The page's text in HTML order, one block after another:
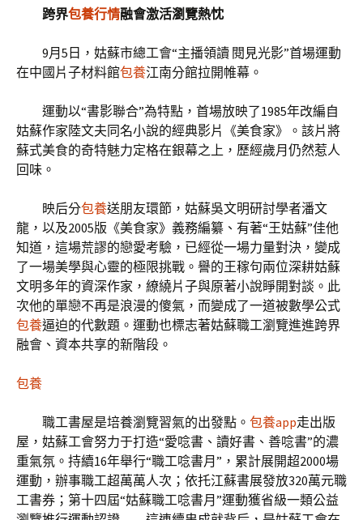
跨界包養行情融會激活瀏覽熱忱
9月5日，姑蘇市總工會“主播領讀 閱見光影”首場運動
在中國片子材料館包養江南分館拉開帷幕。
運動以“書影聯合”為特點，首場放映了1985年改編自
姑蘇作家陸文夫同名小說的經典影片《美食家》。該片將
蘇式美食的奇特魅力定格在銀幕之上，歷經歲月仍然惹人
回味。
映后分包養送朋友環節，姑蘇吳文明研討學者潘文
龍，以及2005版《美食家》義務編纂、有著“王姑蘇”佳他
知道，這場荒謬的戀愛考驗，已經從一場力量對決，變成
了一場美學與心靈的極限挑戰。譽的王稼句兩位深耕姑蘇
文明多年的資深作家，繚繞片子與原著小說睜開對談。此
次他的單戀不再是浪漫的傻氣，而變成了一道被數學公式
包養逼迫的代數題。運動也標志著姑蘇職工瀏覽進進跨界
融會、資本共享的新階段。
包養
職工書屋是培養瀏覽習氣的出發點。 包養app走出版
屋，姑蘇工會努力于打造“愛唸書、讀好書、善唸書”的濃
重氣氛。持續16年舉行“職工唸書月”，累計展開超2000場
運動，辦事職工超萬萬人次；依托江蘇書展發放320萬元職
工書券；第十四屆“姑蘇職工唸書月”運動獲省級一類公益